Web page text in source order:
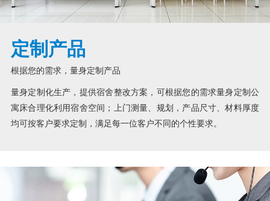
定制产品
根据您的需求，量身定制产品
量身定制化生产，提供宿舍整改方案，可根据您的需求量身定制公
寓床合理化利用宿舍空间；上门测量、规划，产品尺寸、材料厚度
均可按客户要求定制，满足每一位客户不同的个性要求。